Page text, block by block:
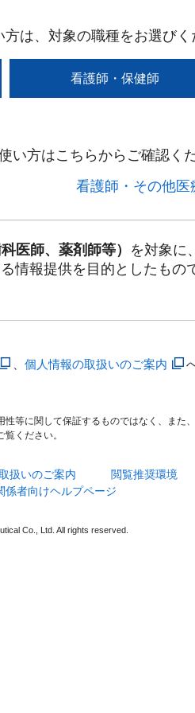
は、対象の職種をお選びく
看護師・保健師
い方はこちらからご確認くだ
看護師・その他医
医師、薬剤師等） を対象に
報提供を目的としたもの
、個人情報の取扱いのご案内
等に関して保証するものではなく、また
ください。
扱いのご案内 閲覧推奨環境
係者向けヘルプページ
Co., Ltd. All rights reserved.